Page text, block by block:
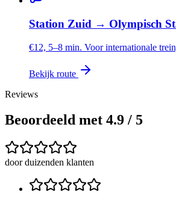
Station Zuid → Olympisch
€12, 5–8 min. Voor internationale
Bekijk route
Reviews
Beoordeeld met 4.9 / 5
door duizenden klanten